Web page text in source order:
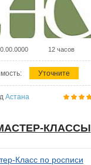
12 часов
Уточните
Астана
КЛАССЫ
Класс по росписи